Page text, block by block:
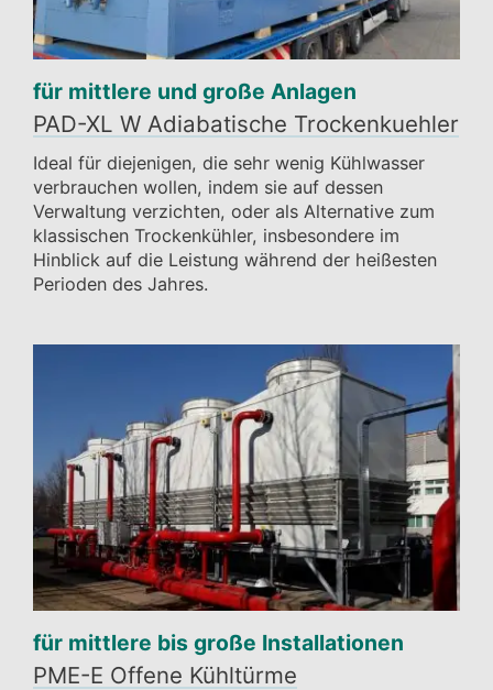
für mittlere und große Anlagen
PAD-XL W Adiabatische Trockenkuehler
Ideal für diejenigen, die sehr wenig Kühlwasser
verbrauchen wollen, indem sie auf dessen
Verwaltung verzichten, oder als Alternative zum
klassischen Trockenkühler, insbesondere im
Hinblick auf die Leistung während der heißesten
Perioden des Jahres.
für mittlere bis große Installationen
PME-E Offene Kühltürme